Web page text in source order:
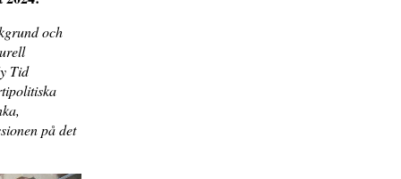
och
Tid
på det